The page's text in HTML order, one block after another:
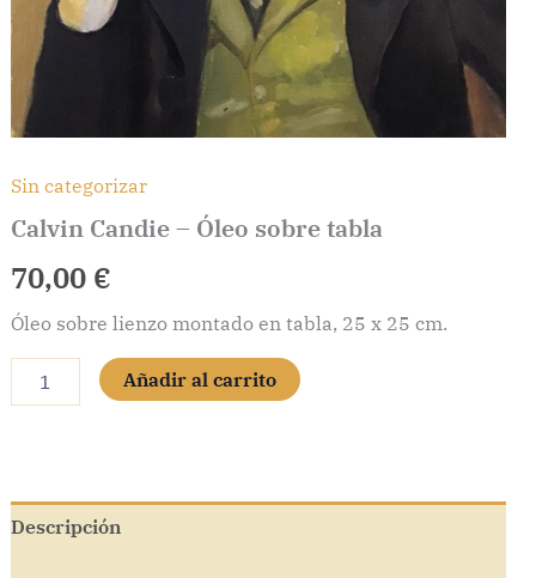
Sin categorizar
Calvin Candie – Óleo sobre tabla
70,00 €
Óleo sobre lienzo montado en tabla, 25 x 25 cm.
Candie
cantidad
Añadir al carrito
Descripción